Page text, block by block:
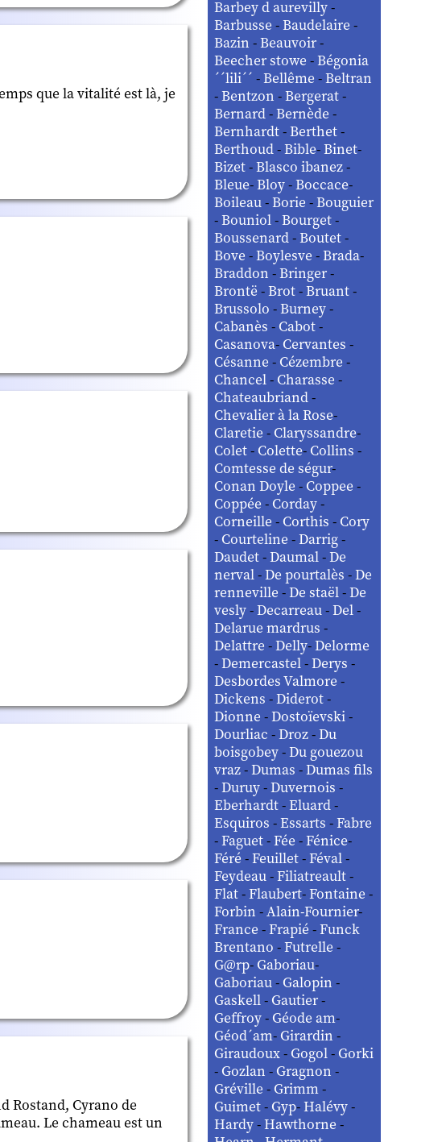
que la vitalité est là, je
Rostand, Cyrano de
Le chameau est un
Barbey d aurevilly-
Barbusse-Baudelaire-
Bazin-Beauvoir-
Beecher stowe-Bégonia
´´lili´´-Bellême-Beltran
-Bentzon-Bergerat-
Bernard-Bernède-
Bernhardt-Berthet-
Berthoud-Bible-Binet-
Bizet-Blasco ibanez-
Bleue-Bloy-Boccace-
Boileau-Borie-Bouguier
-Bouniol-Bourget-
Boussenard-Boutet-
Bove-Boylesve-Brada-
Braddon-Bringer-
Brontë-Brot-Bruant-
Brussolo-Burney-
Cabanès- Cabot-
Casanova- Cervantes-
Césanne- Cézembre-
Chancel- Charasse-
Chateaubriand-
Chevalier à la Rose-
Claretie- Claryssandre-
Colet- Colette- Collins-
Comtesse de ségur-
Conan Doyle- Coppee-
Coppée- Corday-
Corneille- Corthis- Cory
- Courteline-Darrig-
Daudet-Daumal-De
nerval-De pourtalès-De
renneville-De staël-De
vesly-Decarreau-Del-
Delarue mardrus-
Delattre-Delly-Delorme
-Demercastel-Derys-
Desbordes Valmore-
Dickens-Diderot-
Dionne-Dostoïevski-
Dourliac-Droz-Du
boisgobey-Du gouezou
vraz-Dumas-Dumas fils
-Duruy-Duvernois-
Eberhardt-Eluard-
Esquiros-Essarts-Fabre
-Faguet-Fée-Fénice-
Féré-Feuillet-Féval-
Feydeau-Filiatreault-
Flat-Flaubert-Fontaine-
Forbin-Alain-Fournier-
France-Frapié-Funck
Brentano-Futrelle-
G@rp- Gaboriau-
Gaboriau- Galopin-
Gaskell- Gautier-
Geffroy- Géode am-
Géod´am- Girardin-
Giraudoux- Gogol- Gorki
- Gozlan- Gragnon-
Gréville- Grimm-
Guimet- Gyp-Halévy-
Hardy-Hawthorne-